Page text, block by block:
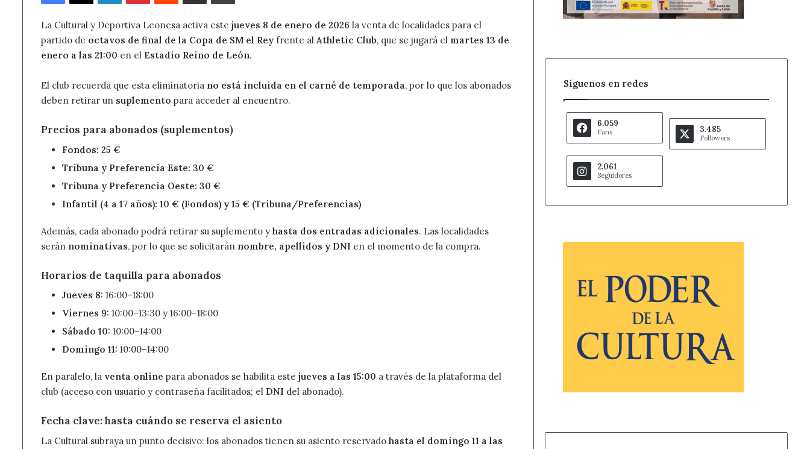
La Cultural y Deportiva Leonesa activa este jueves 8 de enero de 2026 la venta de localidades para el
partido de octavos de final de la Copa de SM el Rey frente al Athletic Club, que se jugará el martes 13 de
enero a las 21:00 en el Estadio Reino de León.
El club recuerda que esta eliminatoria no está incluida en el carné de temporada, por lo que los abonados
deben retirar un suplemento para acceder al encuentro.
Precios para abonados (suplementos)
Fondos: 25 €
Tribuna y Preferencia Este: 30 €
Tribuna y Preferencia Oeste: 30 €
Infantil (4 a 17 años): 10 € (Fondos) y 15 € (Tribuna/Preferencias)
Además, cada abonado podrá retirar su suplemento y hasta dos entradas adicionales. Las localidades
serán nominativas, por lo que se solicitarán nombre, apellidos y DNI en el momento de la compra.
Horarios de taquilla para abonados
Jueves 8: 16:00–18:00
Viernes 9: 10:00–13:30 y 16:00–18:00
Sábado 10: 10:00–14:00
Domingo 11: 10:00–14:00
En paralelo, la venta online para abonados se habilita este jueves a las 15:00 a través de la plataforma del
club (acceso con usuario y contraseña facilitados; el DNI del abonado).
Fecha clave: hasta cuándo se reserva el asiento
La Cultural subraya un punto decisivo: los abonados tienen su asiento reservado hasta el domingo 11 a las
Síguenos en redes
6.059
Fans 3.485
Followers
2.061
Seguidores